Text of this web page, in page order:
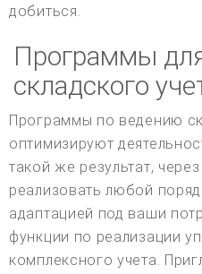
добиться.
Программы
складского
Программы по ведению
оптимизируют
такой же результат,
реализовать любой
адаптацией под ваши
функции по реализации
комплексного учета.